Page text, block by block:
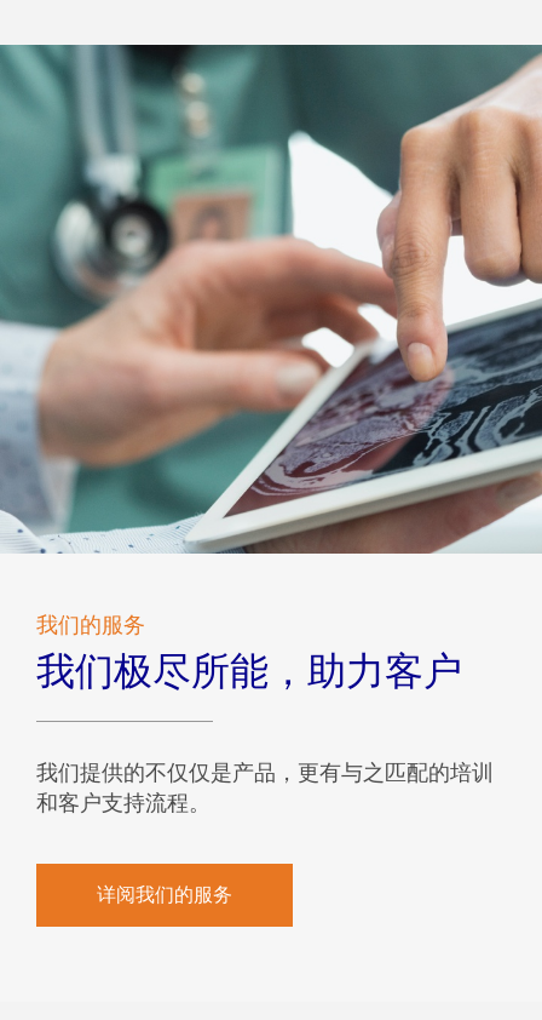
我们的服务
我们极尽所能，助力客户
我们提供的不仅仅是产品，更有与之匹配的培训
和客户支持流程。
详阅我们的服务